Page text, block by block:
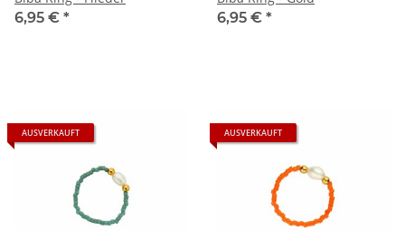
6,95 € *
6,95 € *
AUSVERKAUFT AUSVERKAUFT